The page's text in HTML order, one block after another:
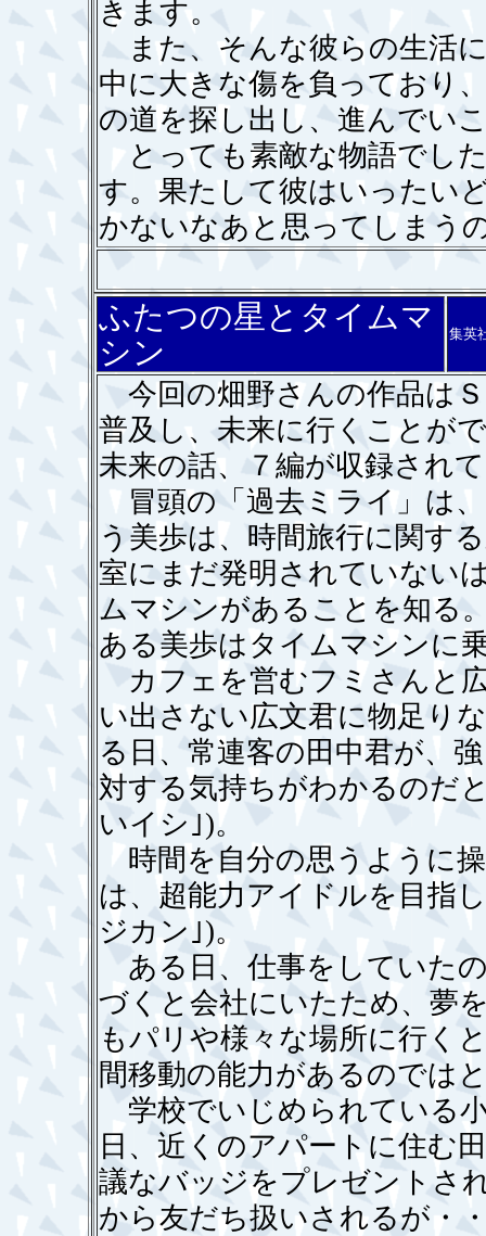
きます。
また、そんな彼らの生活
中に大きな傷を負っており
の道を探し出し、進んでい
とっても素敵な物語でし
す。果たして彼はいったい
かないなあと思ってしまう
ふたつの星とタイムマ
シン
集英
今回の畑野さんの作品は
普及し、未来に行くことが
未来の話、７編が収録され
冒頭の「過去ミライ」は
う美歩は、時間旅行に関す
室にまだ発明されていない
ムマシンがあることを知る
ある美歩はタイムマシンに
カフェを営むフミさんと
い出さない広文君に物足り
る日、常連客の田中君が、
対する気持ちがわかるのだ
いイシ｣)。
時間を自分の思うように
は、超能力アイドルを目指
ジカン｣)。
ある日、仕事をしていた
づくと会社にいたため、夢
もパリや様々な場所に行く
間移動の能力があるのでは
学校でいじめられている
日、近くのアパートに住む
議なバッジをプレゼントさ
から友だち扱いされるが・